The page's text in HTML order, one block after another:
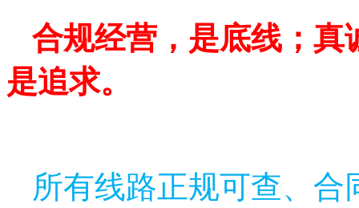
合规经营，是底线；真
是追求。
所有线路正规可查、